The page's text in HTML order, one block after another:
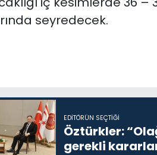
seyredecek.
EDITÖRÜN SEÇTIĞI
Öztürkler:
gerekli